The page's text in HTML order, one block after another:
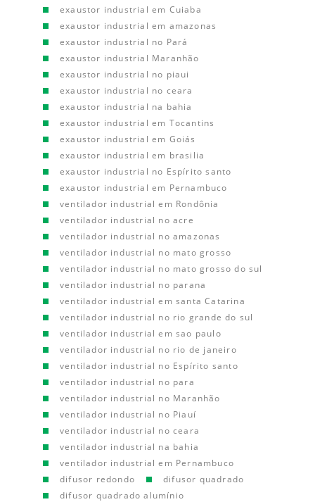
exaustor industrial em Cuiaba
exaustor industrial em amazonas
exaustor industrial no Pará
exaustor industrial Maranhão
exaustor industrial no piaui
exaustor industrial no ceara
exaustor industrial na bahia
exaustor industrial em Tocantins
exaustor industrial em Goiás
exaustor industrial em brasilia
exaustor industrial no Espírito santo
exaustor industrial em Pernambuco
ventilador industrial em Rondônia
ventilador industrial no acre
ventilador industrial no amazonas
ventilador industrial no mato grosso
ventilador industrial no mato grosso do sul
ventilador industrial no parana
ventilador industrial em santa Catarina
ventilador industrial no rio grande do sul
ventilador industrial em sao paulo
ventilador industrial no rio de janeiro
ventilador industrial no Espírito santo
ventilador industrial no para
ventilador industrial no Maranhão
ventilador industrial no Piauí
ventilador industrial no ceara
ventilador industrial na bahia
ventilador industrial em Pernambuco
difusor redondo
difusor quadrado
difusor quadrado alumínio